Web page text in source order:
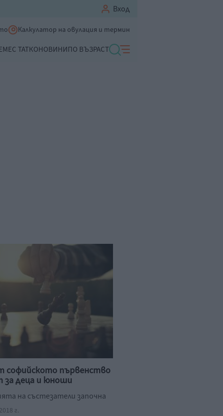
Вход
Калкулатор на овулация и термин
С ТАТКОНОВИНИПО ВЪЗРАСТ
софийското първенство
за деца и юноши
на състезатели започна
г.